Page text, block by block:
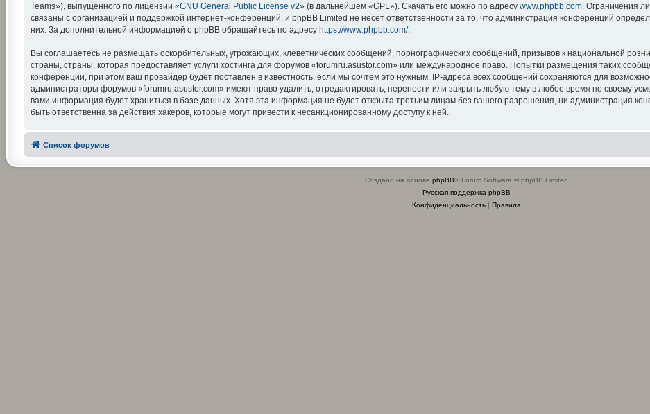
Teams»), выпущенного по лицензии «GNU General Public License v2» (в дальнейшем «GPL»). Скачать его можно по адресу www.phpbb.com. Ограничения
связаны с организацией и поддержкой интернет-конференций, и phpBB Limited не несёт ответственности за то, что администрация конференций
них. За дополнительной информацией о phpBB обращайтесь по адресу https://www.phpbb.com/.
Вы соглашаетесь не размещать оскорбительных, угрожающих, клеветнических сообщений, порнографических сообщений, призывов к национальной
страны, страны, которая предоставляет услуги хостинга для форумов «forumru.asustor.com» или международное право. Попытки размещения таких
конференции, при этом ваш провайдер будет поставлен в известность, если мы сочтём это нужным. IP-адреса всех сообщений сохраняются для
администраторы форумов «forumru.asustor.com» имеют право удалить, отредактировать, перенести или закрыть любую тему в любое время по своему
вами информация будет храниться в базе данных. Хотя эта информация не будет открыта третьим лицам без вашего разрешения, ни администрация
быть ответственна за действия хакеров, которые могут привести к несанкционированному доступу к ней.
Список форумов
Создано на основе phpBB® Forum Software © phpBB Limited
Русская поддержка phpBB
Конфиденциальность| Правила